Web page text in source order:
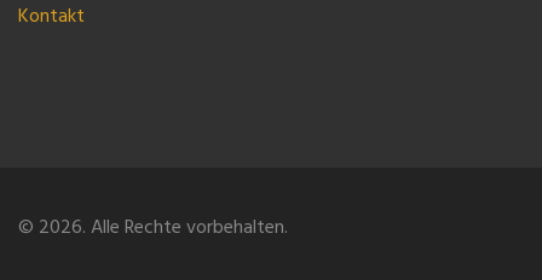
Kontakt
© 2026. Alle Rechte vorbehalten.